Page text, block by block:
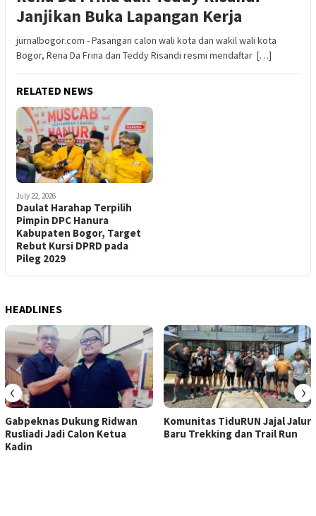
Janjikan Buka Lapangan Kerja
jurnalbogor.com - Pasangan calon wali kota dan wakil wali kota
Bogor, Rena Da Frina dan Teddy Risandi resmi mendaftar […]
RELATED NEWS
July 22, 2026
Daulat Harahap Terpilih
Pimpin DPC Hanura
Kabupaten Bogor, Target
Rebut Kursi DPRD pada
Pileg 2029
HEADLINES
Gabpeknas Dukung Ridwan
Rusliadi Jadi Calon Ketua
Kadin
Komunitas TiduRUN Jajal Jalur
Baru Trekking dan Trail Run
‹ ›